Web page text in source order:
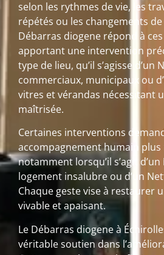
selon les rythmes de vie, les
répétés ou les changements
Débarras diogene répond à
apportant une intervention
type de lieu, qu’il s’agisse d’un
commerciaux, municipaux ou
vitres et vérandas nécessitant
maîtrisée.
Certaines interventions
accompagnement humain plus
notamment lorsqu’il s’agit
logement insalubre ou d’un
Chaque geste vise à restaurer
vivable et apaisant.
Le Débarras diogene à
véritable soutien dans